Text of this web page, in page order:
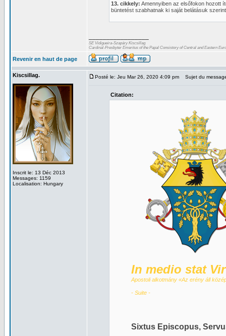
13. cikkely: Amennyiben az elsőfokon hozott
büntetést szabhatnak ki saját belátásuk
SE Vidigueira-Szapáry Kiscsillag
Cardinal-Presbyter Emeritus of the Papal Consistory of Central and Eastern
Revenir en haut de page
Kiscsillag.
Inscrit le: 13 Déc 2013
Messages: 1159
Localisation: Hungary
Posté le: Jeu Mar 26, 2020 4:09 pm Sujet du
Citation:
In medio stat
Apostoli alkotmány «Az erény áll
- Suite -
Sixtus Episcopus,